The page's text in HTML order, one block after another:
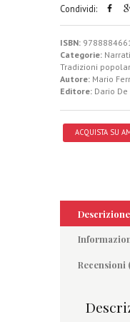
Condividi:
ISBN:
Categorie:
Tradizioni
Autore: Mario
Editore: Dario
ACQUISTA SU
Descrizione
Recensioni